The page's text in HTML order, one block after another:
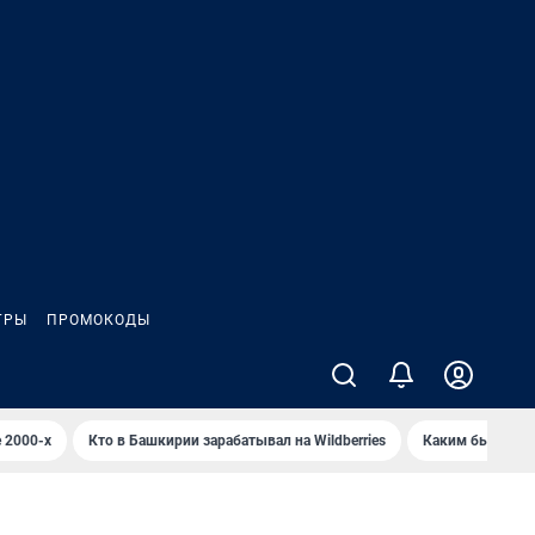
ПРОМОКОДЫ
2000-х Кто в Башкирии зарабатывал на Wildberries Каким было